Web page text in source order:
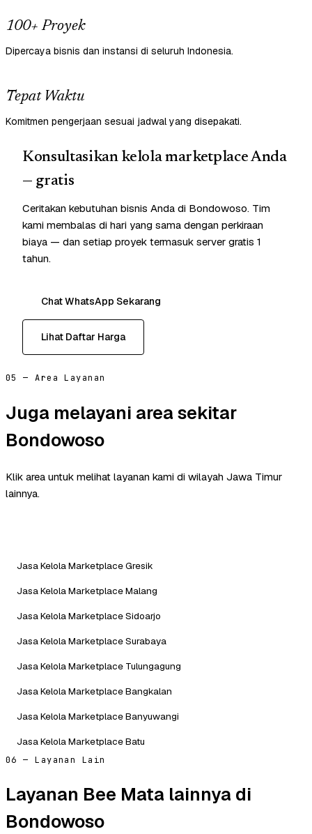
100+ Proyek
Dipercaya bisnis dan instansi di seluruh Indonesia.
Tepat Waktu
Komitmen pengerjaan sesuai jadwal yang disepakati.
Konsultasikan kelola marketplace Anda
— gratis
Ceritakan kebutuhan bisnis Anda di Bondowoso. Tim
kami membalas di hari yang sama dengan perkiraan
biaya — dan setiap proyek termasuk server gratis 1
tahun.
Chat WhatsApp Sekarang
Lihat Daftar Harga
05 — Area Layanan
Juga melayani area sekitar
Bondowoso
Klik area untuk melihat layanan kami di wilayah Jawa Timur
lainnya.
Jasa Kelola Marketplace Gresik
Jasa Kelola Marketplace Malang
Jasa Kelola Marketplace Sidoarjo
Jasa Kelola Marketplace Surabaya
Jasa Kelola Marketplace Tulungagung
Jasa Kelola Marketplace Bangkalan
Jasa Kelola Marketplace Banyuwangi
Jasa Kelola Marketplace Batu
06 — Layanan Lain
Layanan Bee Mata lainnya di
Bondowoso